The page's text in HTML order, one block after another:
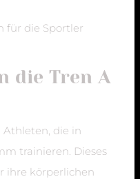
für die Sportler
die Tren A
Athleten, die in
trainieren. Dieses
ihre körperlichen